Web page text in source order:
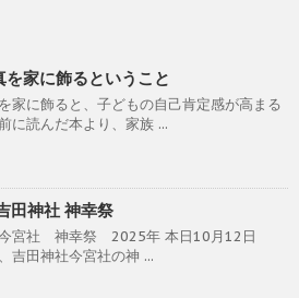
を家に飾るということ
家に飾ると、子どもの自己肯定感が高まる
に読んだ本より、家族 ...
田神社 神幸祭
宮社 神幸祭 2025年 本日10月12日
吉田神社今宮社の神 ...